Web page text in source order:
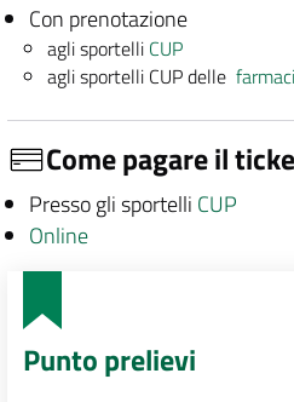
Con prenotazione
agli sportelli CUP
agli sportelli CUP delle
Come pagare il
Presso gli sportelli CUP
Online
Punto prelievi